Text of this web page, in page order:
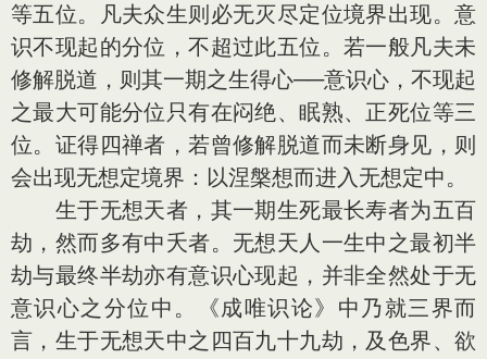
等五位。凡夫众生则必无灭尽定位境界出现。意
识不现起的分位，不超过此五位。若一般凡夫未
修解脱道，则其一期之生得心──意识心，不现起
之最大可能分位只有在闷绝、眠熟、正死位等三
位。证得四禅者，若曾修解脱道而未断身见，则
会出现无想定境界：以涅槃想而进入无想定中。
生于无想天者，其一期生死最长寿者为五百
劫，然而多有中夭者。无想天人一生中之最初半
劫与最终半劫亦有意识心现起，并非全然处于无
意识心之分位中。《成唯识论》中乃就三界而
言，生于无想天中之四百九十九劫，及色界、欲